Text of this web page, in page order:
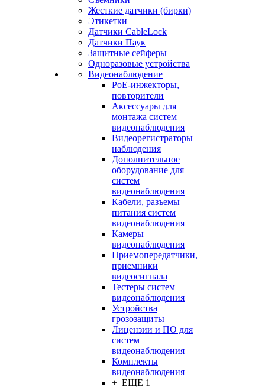
Жесткие датчики (бирки)
Этикетки
Датчики CableLock
Датчики Паук
Защитные сейферы
Одноразовые устройства
Видеонаблюдение
PoE-инжекторы,
повторители
Аксессуары для
монтажа систем
видеонаблюдения
Видеорегистраторы
наблюдения
Дополнительное
оборудование для
систем
видеонаблюдения
Кабели, разъемы
питания систем
видеонаблюдения
Камеры
видеонаблюдения
Приемопередатчики,
приемники
видеосигнала
Тестеры систем
видеонаблюдения
Устройства
грозозащиты
Лицензии и ПО для
систем
видеонаблюдения
Комплекты
видеонаблюдения
+ ЕЩЕ 1